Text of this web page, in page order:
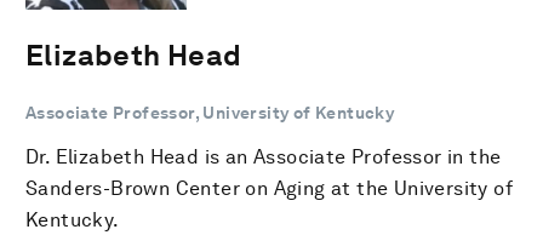
Elizabeth Head
Associate Professor, University of Kentucky
Dr. Elizabeth Head is an Associate Professor in the
Sanders-Brown Center on Aging at the University of
Kentucky.